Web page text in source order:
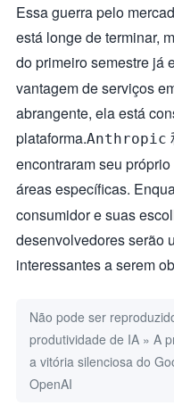
Essa guerra pelo
está longe de terminar,
do primeiro semestre já
vantagem de serviços
abrangente, ela está
plataforma.Anthropic
encontraram seu
áreas específicas.
consumidor e suas
desenvolvedores serão
interessantes a serem
Não pode ser
produtividade de IA » A
a vitória silenciosa do
OpenAI